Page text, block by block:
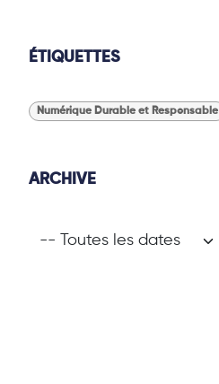
ÉTIQUETTES
Numérique Durable et Responsable
ARCHIVE